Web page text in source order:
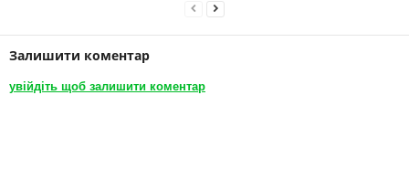
Залишити коментар
увійдіть щоб залишити коментар